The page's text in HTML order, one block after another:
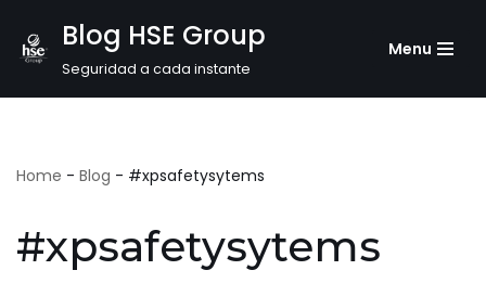
Saltar
Blog HSE Group
Seguridad a cada instante
Menu
Home - Blog - #xpsafetysytems
#xpsafetysytems